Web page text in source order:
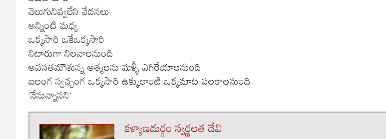
వెలుగునివ్వలేని వేదనలు
అన్నింటి మధ్య
ఒక్కసారి ఒకేఒక్కసారి
నిటారుగా నిలవాలనుంది
అవనతమౌతున్న ఆత్మలను మళ్ళీ ఎగిరేయాలనుంది
బలంగ స్వచ్ఛంగ ఒక్కసారి ఉక్కులాంటి ఒక్కమాట పలకాలనుంది
‘నేనున్నానని’
కళ్యాణదుర్గం స్వర్ణలత దేవి